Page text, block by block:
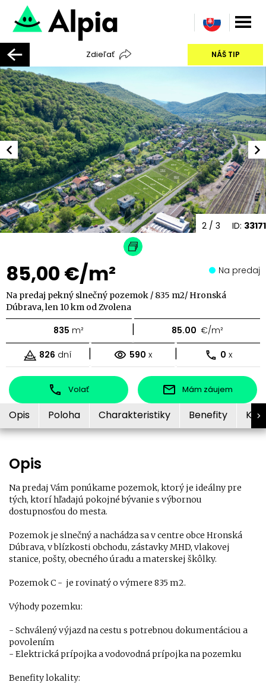
Zdieľať NÁŠ TIP
ID: 33171
2 / 3
85,00 €/m² Na predaj
Na predaj pekný slnečný pozemok / 835 m2/ Hronská
Dúbrava, len 10 km od Zvolena
835 m² | 85.00 €/m²
826 dní | 590 x | 0 x
Volať Mám záujem
Opis Poloha Charakteristiky Benefity
Opis
Na predaj Vám ponúkame pozemok, ktorý je ideálny pre
tých, ktorí hľadajú pokojné bývanie s výbornou
dostupnosťou do mesta.
Pozemok je slnečný a nachádza sa v centre obce Hronská
Dúbrava, v blízkosti obchodu, zástavky MHD, vlakovej
stanice, pošty, obecného úradu a materskej škôlky.
Pozemok C - je rovinatý o výmere 835 m2.
Výhody pozemku:
- Schválený výjazd na cestu s potrebnou dokumentáciou a
povolením
- Elektrická prípojka a vodovodná prípojka na pozemku
Benefity lokality: